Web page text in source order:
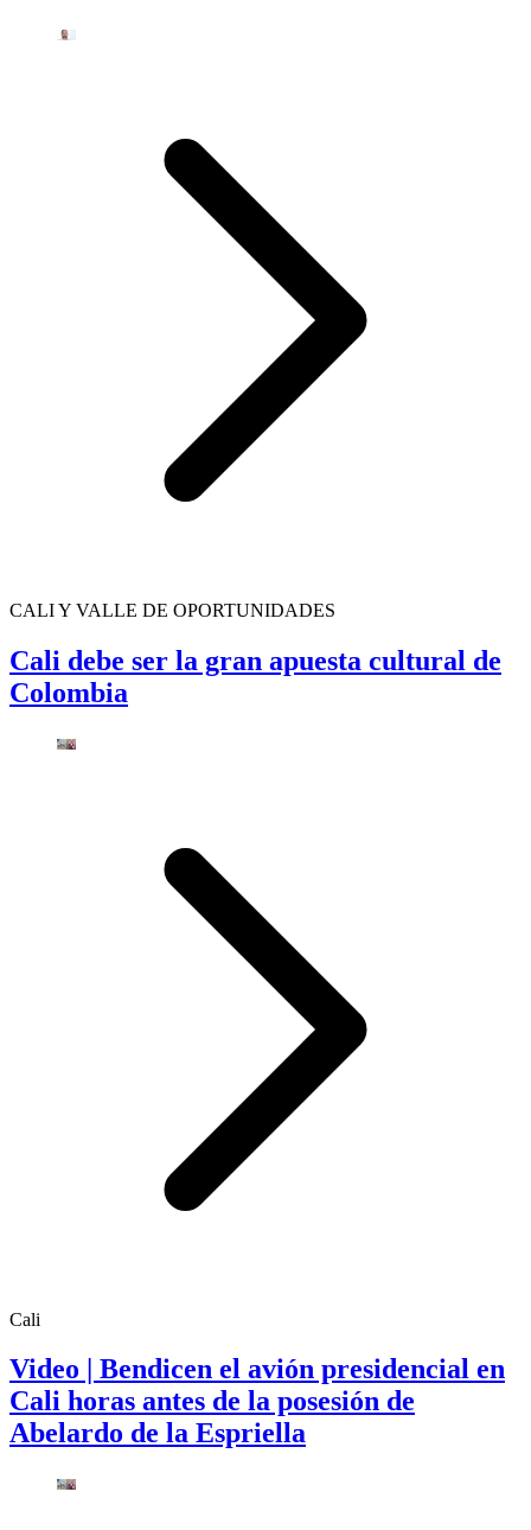
CALI Y VALLE DE OPORTUNIDADES
Cali debe ser la gran apuesta cultural de
Colombia
Cali
Video | Bendicen el avión presidencial en
Cali horas antes de la posesión de
Abelardo de la Espriella